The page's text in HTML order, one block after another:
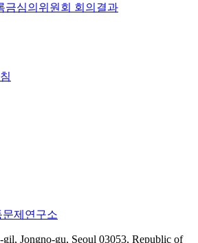
금심의위원회 회의결과
제연구소
Jongno-gu, Seoul 03053, Republic of